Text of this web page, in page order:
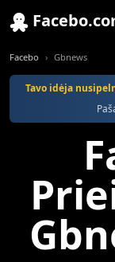
Facebo Gbnews
Tavo idėja